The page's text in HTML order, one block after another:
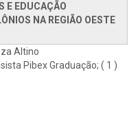
E EDUCAÇÃO
NA REGIÃO OESTE
Altino
Pibex Graduação; ( 1 )